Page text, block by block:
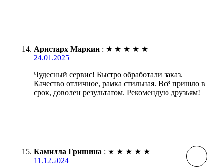
Аристарх Маркин : ★ ★ ★ ★ ★
24.01.2025
Чудесный сервис! Быстро обработали заказ.
Качество отличное, рамка стильная. Всё пришло в
срок, доволен результатом. Рекомендую друзьям!
Камилла Гришина : ★ ★ ★ ★ ★
11.12.2024